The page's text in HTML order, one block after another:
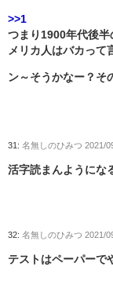
>>1
つまり1900年代後
メリカ人はバカって
ン～そうかなー？そ
31: 名無しのひみつ 2021/
活字読まんようにな
32: 名無しのひみつ 2021/
テストはペーパーで